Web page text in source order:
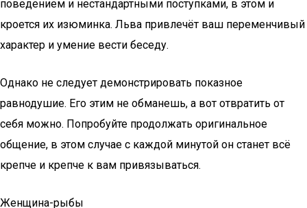
поведением и нестандартными поступками, в этом и
кроется их изюминка. Льва привлечёт ваш переменчивый
характер и умение вести беседу.
Однако не следует демонстрировать показное
равнодушие. Его этим не обманешь, а вот отвратить от
себя можно. Попробуйте продолжать оригинальное
общение, в этом случае с каждой минутой он станет всё
крепче и крепче к вам привязываться.
Женщина-рыбы